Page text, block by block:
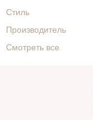
Стиль
Производитель
Смотреть все